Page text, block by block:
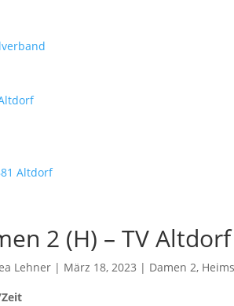
2 (H) – TV
Lehner | März 18, 2023 | Damen 2,